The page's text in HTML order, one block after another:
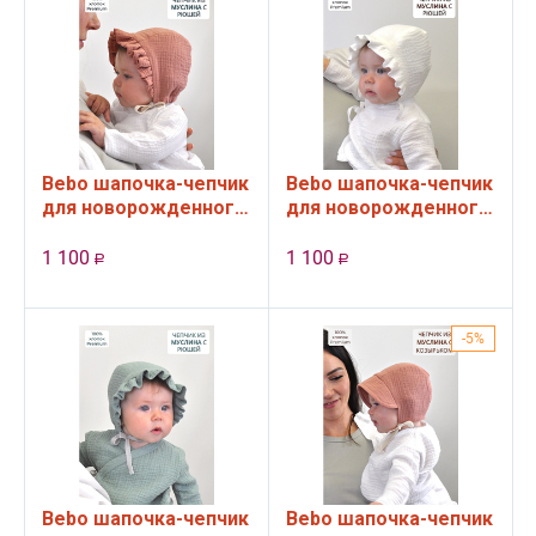
Bebo шапочка-чепчик
для новорожденного
Античная роза, 36-40
1 100 Р
Bebo шапочка-чепчик
для новорожденного
Белый, 36-40 см
1 100 Р
Bebo шапочка-чепчик
5%
Bebo шапочка-чепчик